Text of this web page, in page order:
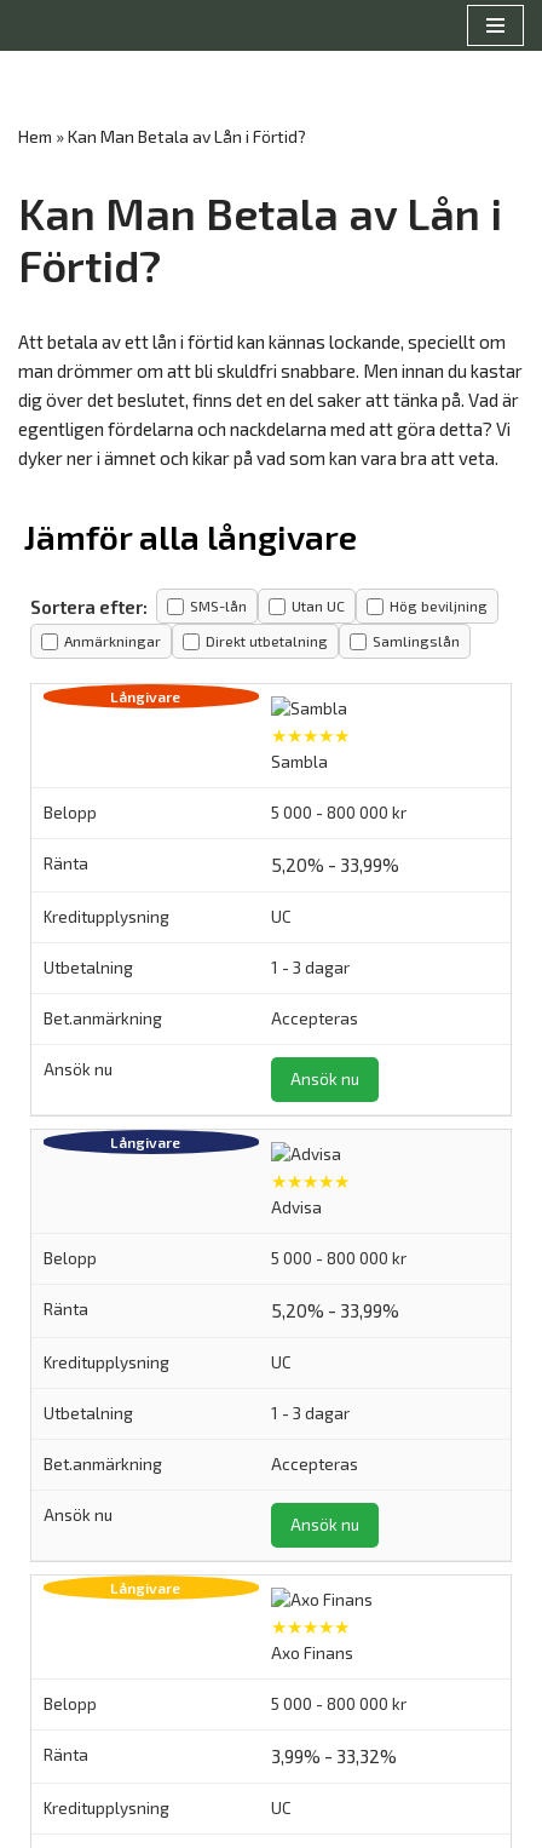
Hem »Kan Man Betala av Lån i Förtid?
Kan Man Betala av Lån i
Förtid?
Att betala av ett lån i förtid kan kännas lockande, speciellt om
man drömmer om att bli skuldfri snabbare. Men innan du kastar
dig över det beslutet, finns det en del saker att tänka på. Vad är
egentligen fördelarna och nackdelarna med att göra detta? Vi
dyker ner i ämnet och kikar på vad som kan vara bra att veta.
Jämför alla långivare
Sortera efter: SMS-lån Utan UC Hög beviljning
Anmärkningar Direkt utbetalning Samlingslån
★★★★★
Sambla
5 000 - 800 000 kr
5,20% - 33,99%
UC
1 - 3 dagar
Accepteras
Ansök nu
★★★★★
Advisa
5 000 - 800 000 kr
5,20% - 33,99%
UC
1 - 3 dagar
Accepteras
Ansök nu
★★★★★
Axo Finans
5 000 - 800 000 kr
3,99% - 33,32%
UC